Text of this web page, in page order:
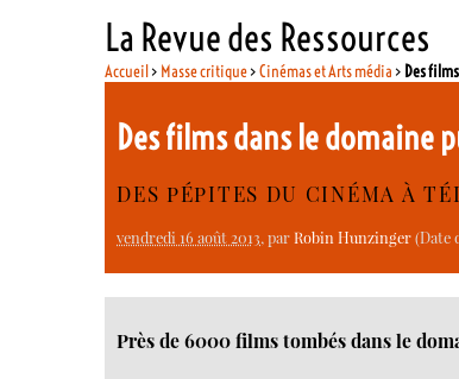
La Revue des Ressources
Accueil> Masse critique>Cinémas et Arts média > Des
Des films dans le domaine
DES PÉPITES DU CINÉMA À
vendredi 16 août 2013, parRobin Hunzinger(Date
Près de 6000 films tombés dans le